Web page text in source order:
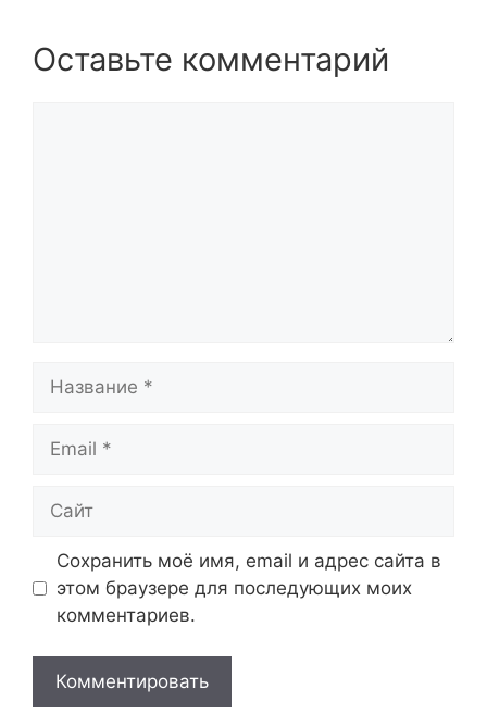
Оставьте комментарий
Сохранить моё имя, email и адрес сайта в
этом браузере для последующих моих
комментариев.